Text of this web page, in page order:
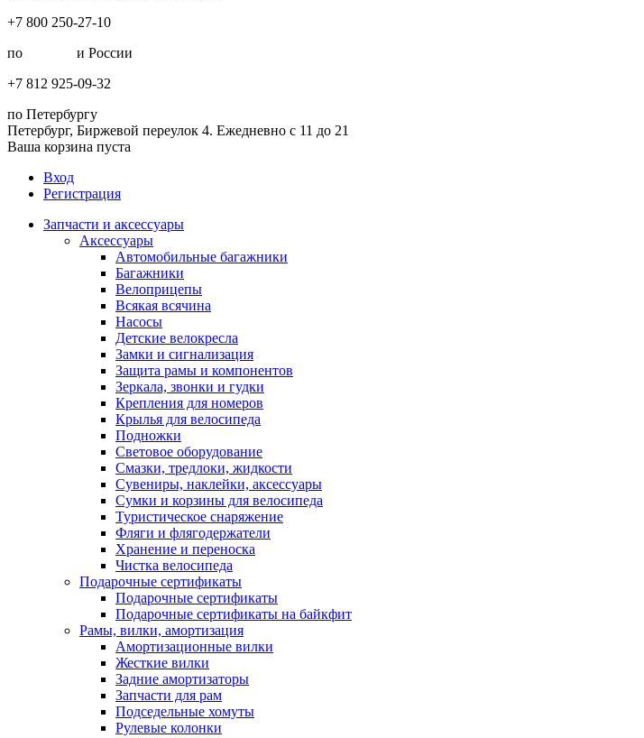
+7 800 250-27-10
по
и России
+7 812 925-09-32
по Петербургу
Петербург, Биржевой переулок 4. Ежедневно с 11 до 21
Ваша корзина пуста
Вход
Регистрация
Запчасти и аксессуары
Аксессуары
Автомобильные багажники
Багажники
Велоприцепы
Всякая всячина
Насосы
Детские велокресла
Замки и сигнализация
Защита рамы и компонентов
Зеркала, звонки и гудки
Крепления для номеров
Крылья для велосипеда
Подножки
Световое оборудование
Смазки, тредлоки, жидкости
Сувениры, наклейки, аксессуары
Сумки и корзины для велосипеда
Туристическое снаряжение
Фляги и флягодержатели
Хранение и переноска
Чистка велосипеда
Подарочные сертификаты
Подарочные сертификаты
Подарочные сертификаты на байкфит
Рамы, вилки, амортизация
Амортизационные вилки
Жесткие вилки
Задние амортизаторы
Запчасти для рам
Подседельные хомуты
Рулевые колонки